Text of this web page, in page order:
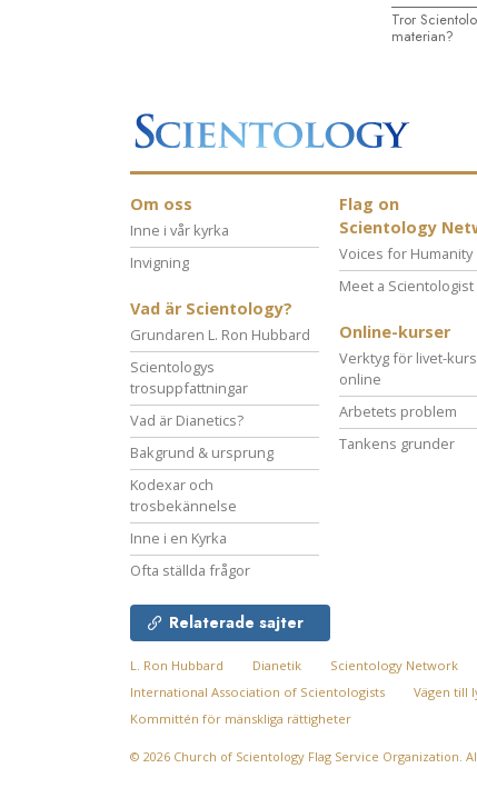
Tror
materian?
Om oss
Inne i vår kyrka
Invigning
Vad är Scientology?
Grundaren L. Ron Hubbard
Scientologys
trosuppfattningar
Vad är Dianetics?
Bakgrund & ursprung
Kodexar och
trosbekännelse
Inne i en Kyrka
Ofta ställda frågor
Flag on
Scientology
Voices for Humanity
Meet a Scientologist
Online-kurser
Verktyg för livet-
online
Arbetets problem
Tankens grunder
Relaterade sajter
L. Ron Hubbard Dianetik Scientology Network
International Association of Scientologists
Vägen till
Kommittén för mänskliga rättigheter
© 2026 Church of Scientology Flag Service Organization.